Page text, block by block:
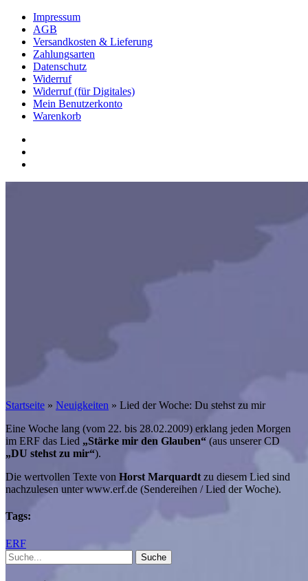
Impressum
AGB
Versandkosten & Lieferung
Zahlungsarten
Datenschutz
Widerruf
Widerruf (für Digitales)
Mein Benutzerkonto
Warenkorb
Startseite » Neuigkeiten » Lied der Woche: Du stehst zu mir
Eine Woche lang (vom 22. bis 28.02.2009) erklang jeden Morgen
im ERF das Lied „Stärke mir den Glauben“ (aus unserer CD
„DU stehst zu mir“).
Die wertvollen Texte von Horst Marquardt zu diesem Lied sind
nachzulesen unter www.erf.de (Sendereihen / Lied der Woche).
Tags:
ERF
Suche